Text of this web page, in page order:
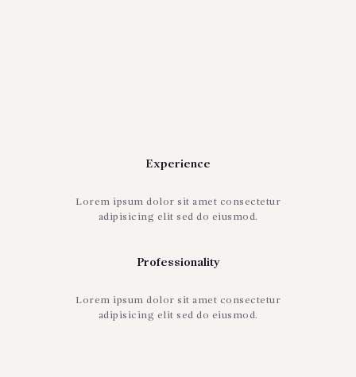
Experience
Lorem ipsum dolor sit amet consectetur
adipisicing elit sed do eiusmod.
Professionality
Lorem ipsum dolor sit amet consectetur
adipisicing elit sed do eiusmod.